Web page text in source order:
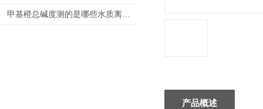
产品概述